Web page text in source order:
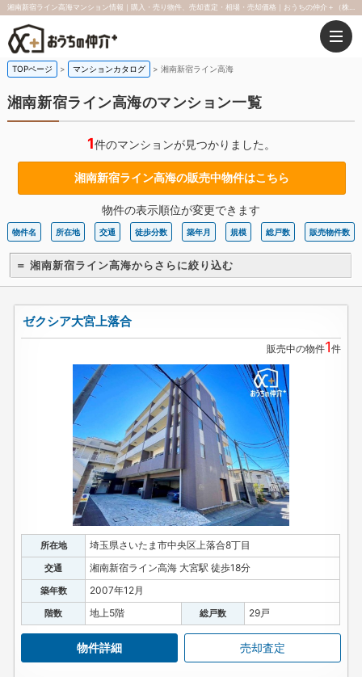
TOPページ マンションカタログ 湘南新宿ライン高海
湘南新宿ライン高海のマンション一覧
1件のマンションが見つかりました。
湘南新宿ライン高海の販売中物件はこちら
物件の表示順位が変更できます
物件名 所在地 交通 徒歩分数 築年月 規模 総戸数 販売物件数
＝ 湘南新宿ライン高海からさらに絞り込む
ゼクシア大宮上落合
販売中の物件1件
所在地 埼玉県さいたま市中央区上落合8丁目
交通 湘南新宿ライン高海 大宮駅 徒歩18分
築年数 2007年12月
階数 地上5階 総戸数 29戸
物件詳細 売却査定